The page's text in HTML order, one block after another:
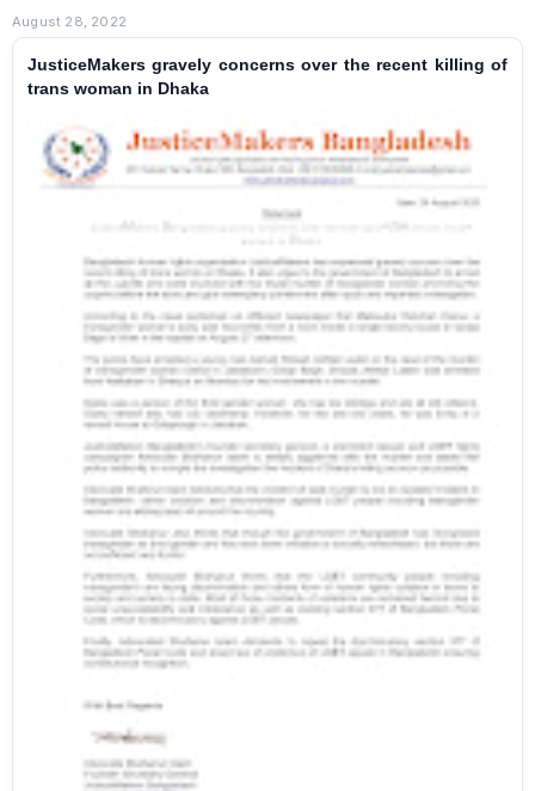
August 28, 2022
JusticeMakers gravely concerns over the recent killing of
trans woman in Dhaka